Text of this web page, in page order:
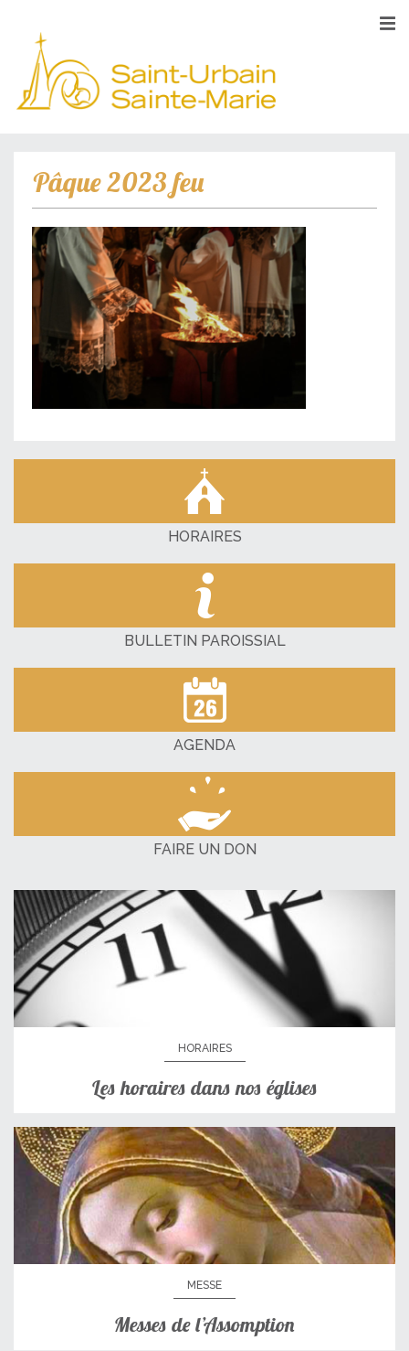
Pâque 2023 feu
HORAIRES
BULLETIN PAROISSIAL
AGENDA
FAIRE UN DON
HORAIRES
Les horaires dans nos églises
MESSE
Messes de l’Assomption